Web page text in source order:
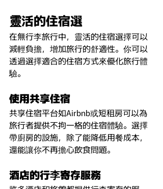
靈活的住宿選
在無行李旅行中，靈活的住宿選擇可以
減輕負擔，增加旅行的舒適性。你可以
透過選擇適合的住宿方式來優化旅行體
驗。
使用共享住宿
共享住宿平台如Airbnb或短租房可以為
旅行者提供不拘一格的住宿體驗。選擇
帶廚房的設施，除了能降低用餐成本，
還能讓你不再擔心飲食問題。
酒店的行李寄存服務